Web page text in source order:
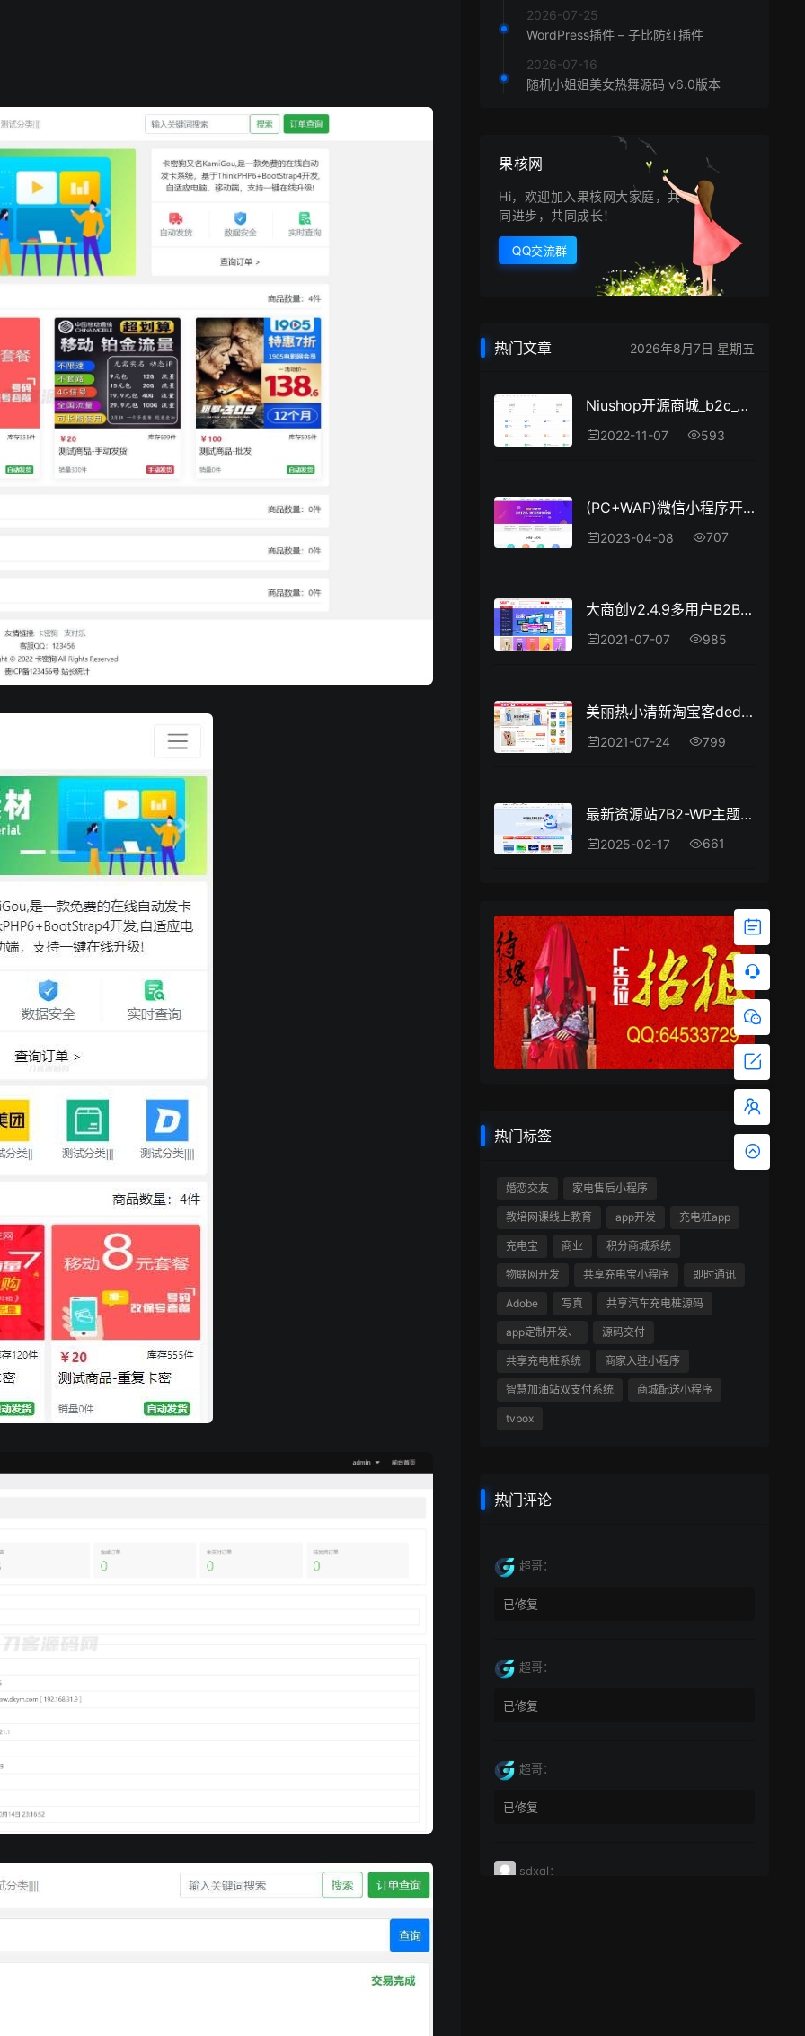
2026-07-25
WordPress插件 – 子比防红插件
2026-07-16
随机小姐姐美女热舞源码 v6.0版本
果核网
Hi，欢迎加入果核网大家庭，共
同进步，共同成长！
QQ交流群
热门文章 2026年8月7日 星期五
Niushop开源商城_b2c_v5_dev-v5.0.3
2022-11-07 593
(PC+WAP)微信小程序开发代理展示销售pbootcms网站模板 软件开发公司网站源码
2023-04-08 707
大商创v2.4.9多用户B2B2C商城系统全开源破解版源码+WAP手机端+微信商城+微分销+拼团+七套前端模板
2021-07-07 985
美丽热小清新淘宝客dede织梦源码下载
2021-07-24 799
最新资源站7B2-WP主题源码 – WordPress主题 附教程
2025-02-17 661
热门标签
婚恋交友 家电售后小程序
教培网课线上教育 app开发 充电桩app
充电宝 商业 积分商城系统
物联网开发 共享充电宝小程序 即时通讯
Adobe 写真 共享汽车充电桩源码
app定制开发、 源码交付
共享充电桩系统 商家入驻小程序
智慧加油站双支付系统 商城配送小程序
tvbox
热门评论
超哥：
已修复
超哥：
已修复
超哥：
已修复
sdxql：